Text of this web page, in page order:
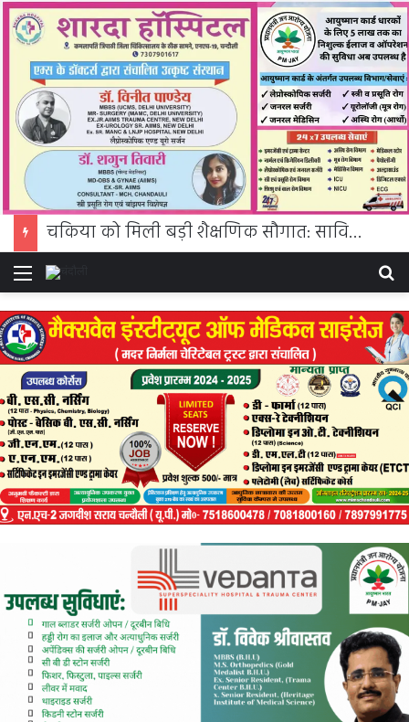
चकिया को मिली बड़ी शैक्षणिक सौगात: सावित्रीबाई फुले पीजी कॉलेज में शुरू होगी बीएससी की पढ़ाई
Menu